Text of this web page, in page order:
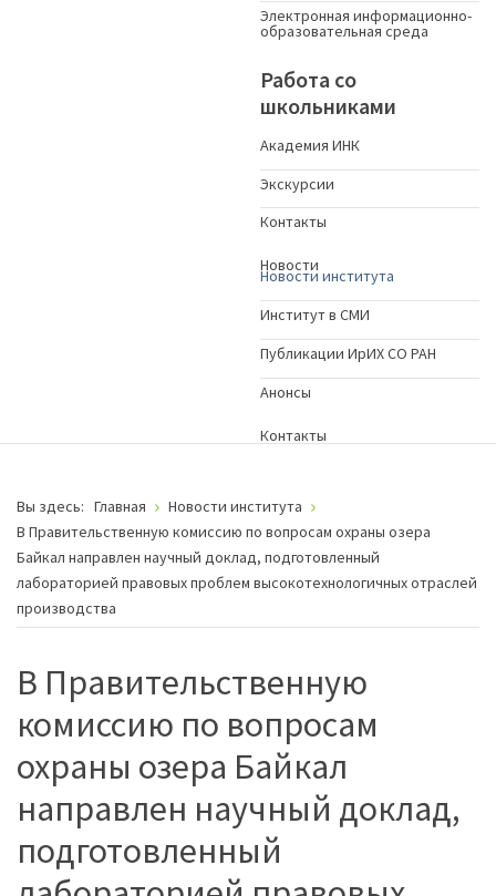
Электронная информационно-
образовательная среда
Работа со
школьниками
Академия ИНК
Экскурсии
Контакты
Новости
Новости института
Институт в СМИ
Публикации ИрИХ СО РАН
Анонсы
Контакты
Вы здесь: Главная
Новости института
В Правительственную комиссию по вопросам охраны озера
Байкал направлен научный доклад, подготовленный
лабораторией правовых проблем высокотехнологичных отраслей
производства
В Правительственную
комиссию по вопросам
охраны озера Байкал
направлен научный доклад,
подготовленный